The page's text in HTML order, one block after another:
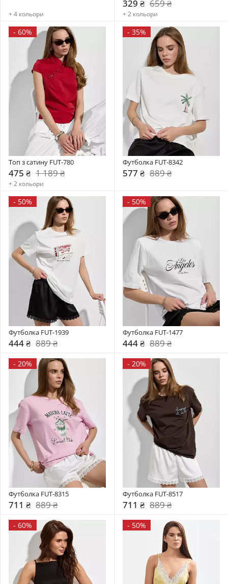
+ 4 кольори
329 ₴ 659 ₴
+ 2 кольори
- 60%
Топ з сатину FUT-780
475 ₴ 1 189 ₴
+ 2 кольори
- 35%
Футболка FUT-8342
577 ₴ 889 ₴
- 50%
Футболка FUT-1939
444 ₴ 889 ₴
- 50%
Футболка FUT-1477
444 ₴ 889 ₴
- 20%
Футболка FUT-8315
711 ₴ 889 ₴
- 20%
Футболка FUT-8517
711 ₴ 889 ₴
- 60% - 50%